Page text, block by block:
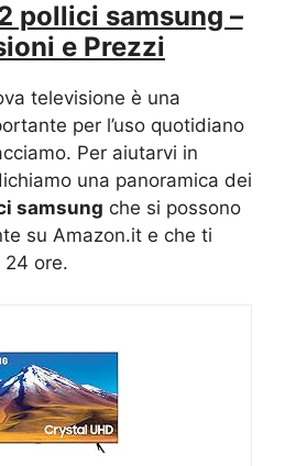
pollici samsung –
e Prezzi
televisione è una
per l’uso quotidiano
Per aiutarvi in
una panoramica dei
samsung che si possono
su Amazon.it e che ti
24 ore.